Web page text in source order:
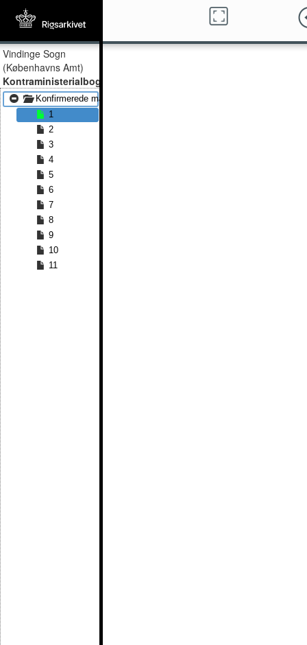
Vindinge Sogn
(Københavns Amt)
Kontraministerialbog
Konfirmerede mænd 1835 - Konfirmerede mænd 1861
1
2
3
4
5
6
7
8
9
10
11